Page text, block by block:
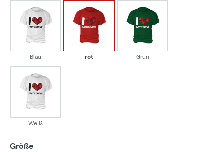
Blau
Blau
rot
rot
Grün
Grün
Weiß
Weiß
Größe